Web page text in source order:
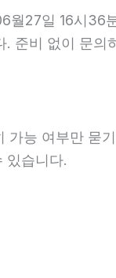
27일 16시36
준비 없이 문의
능 여부만 묻
있습니다.